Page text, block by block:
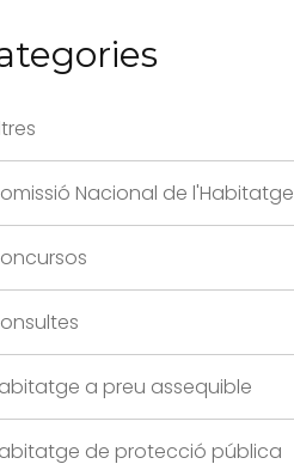
Nacional de l'Habitatge
a preu assequible
de protecció pública